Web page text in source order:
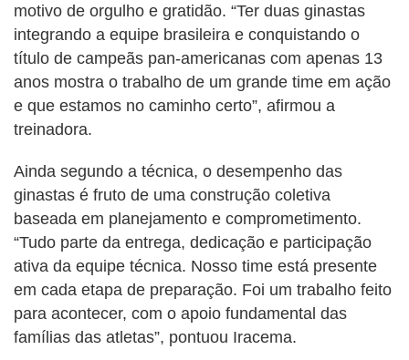
motivo de orgulho e gratidão. “Ter duas ginastas
integrando a equipe brasileira e conquistando o
título de campeãs pan-americanas com apenas 13
anos mostra o trabalho de um grande time em ação
e que estamos no caminho certo”, afirmou a
treinadora.
Ainda segundo a técnica, o desempenho das
ginastas é fruto de uma construção coletiva
baseada em planejamento e comprometimento.
“Tudo parte da entrega, dedicação e participação
ativa da equipe técnica. Nosso time está presente
em cada etapa de preparação. Foi um trabalho feito
para acontecer, com o apoio fundamental das
famílias das atletas”, pontuou Iracema.